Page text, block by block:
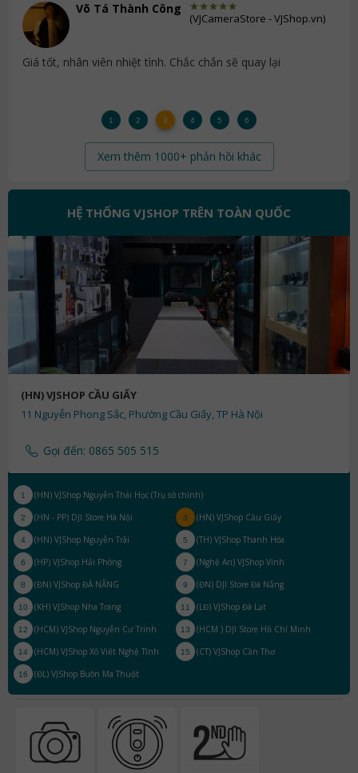
đây.
Võ Tá Thành Công
(VJCameraStore - VJShop.vn)
Giá tốt, nhân viên nhiệt tình. Chắc chắn sẽ quay lại
1 2 3 4 5 6
Xem thêm 1000+ phản hồi khác
HỆ THỐNG VJSHOP TRÊN TOÀN QUỐC
(HN) VJSHOP CẦU GIẤY
11 Nguyễn Phong Sắc, Phường Cầu Giấy, TP Hà Nội
Gọi đến: 0865 505 515
1 (HN) VJShop Nguyễn Thái Học (Trụ sở chính)
2 (HN - PP) DJI Store Hà Nội 3 (HN) VJShop Cầu Giấy
4 (HN) VJShop Nguyễn Trãi 5 (TH) VJShop Thanh Hóa
6 (HP) VJShop Hải Phòng 7 (Nghệ An) VJShop Vinh
8 (ĐN) VJShop ĐÀ NẴNG 9 (ĐN) DJI Store Đà Nẵng
10 (KH) VJShop Nha Trang 11 (LĐ) VJShop Đà Lạt
12 (HCM) VJShop Nguyễn Cư Trinh 13 (HCM ) DJI Store Hồ Chí Minh
14 (HCM) VJShop Xô Viết Nghệ Tĩnh 15 (CT) VJShop Cần Thơ
16 (ĐL) VJShop Buôn Ma Thuột